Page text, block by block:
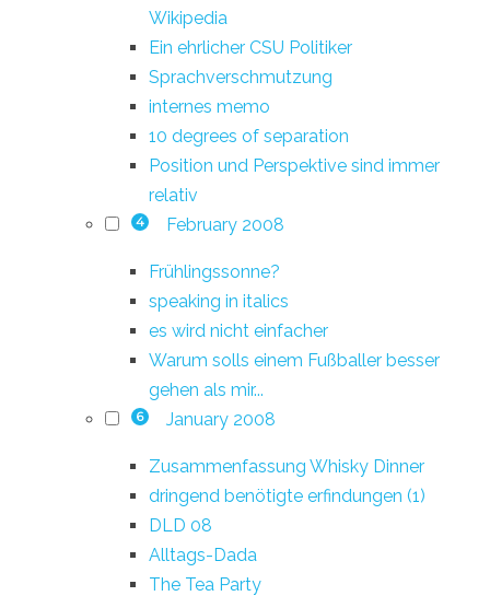
Wikipedia
Ein ehrlicher CSU Politiker
Sprachverschmutzung
internes memo
10 degrees of separation
Position und Perspektive sind immer
relativ
4 February 2008
Frühlingssonne?
speaking in italics
es wird nicht einfacher
Warum solls einem Fußballer besser
gehen als mir...
6 January 2008
Zusammenfassung Whisky Dinner
dringend benötigte erfindungen (1)
DLD 08
Alltags-Dada
The Tea Party